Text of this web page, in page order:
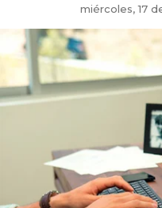
miércoles, 17